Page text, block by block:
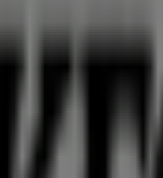
mejores
Local 407Domicilios:
, como los horarios de apertura,